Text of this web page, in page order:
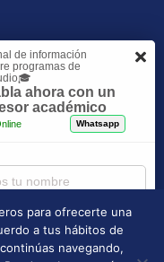
para ofrecerte una
a tus hábitos de
navegando,
de información
programas de
ahora con un
académico
Whatsapp
chat